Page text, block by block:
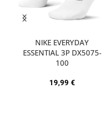
NIKE EVERYDAY
ESSENTIAL 3P DX5075-
100
19,99 €